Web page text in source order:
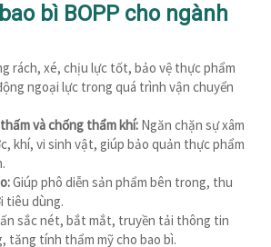
bao bì BOPP cho ngành
rách, xé, chịu lực tốt, bảo vệ thực phẩm
ngoại lực trong quá trình vận chuyển
và chống thẩm khí: Ngăn chặn sự xâm
khí, vi sinh vật, giúp bảo quản thực phẩm
Giúp phô diễn sản phẩm bên trong, thu
tiêu dùng.
sắc nét, bắt mắt, truyền tải thông tin
tăng tính thẩm mỹ cho bao bì.